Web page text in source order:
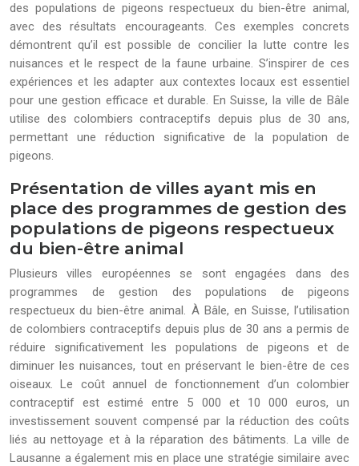
des populations de pigeons respectueux du bien-être animal,
avec des résultats encourageants. Ces exemples concrets
démontrent qu’il est possible de concilier la lutte contre les
nuisances et le respect de la faune urbaine. S’inspirer de ces
expériences et les adapter aux contextes locaux est essentiel
pour une gestion efficace et durable. En Suisse, la ville de Bâle
utilise des colombiers contraceptifs depuis plus de 30 ans,
permettant une réduction significative de la population de
pigeons.
Présentation de villes ayant mis en
place des programmes de gestion des
populations de pigeons respectueux
du bien-être animal
Plusieurs villes européennes se sont engagées dans des
programmes de gestion des populations de pigeons
respectueux du bien-être animal. À Bâle, en Suisse, l’utilisation
de colombiers contraceptifs depuis plus de 30 ans a permis de
réduire significativement les populations de pigeons et de
diminuer les nuisances, tout en préservant le bien-être de ces
oiseaux. Le coût annuel de fonctionnement d’un colombier
contraceptif est estimé entre 5 000 et 10 000 euros, un
investissement souvent compensé par la réduction des coûts
liés au nettoyage et à la réparation des bâtiments. La ville de
Lausanne a également mis en place une stratégie similaire avec